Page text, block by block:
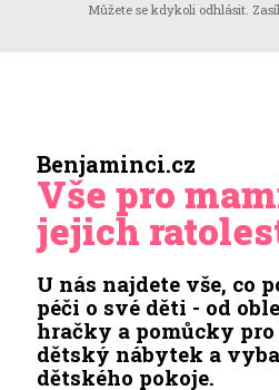
Můžete se kdykoli odhlásit.
Benjaminci.cz
Vše pro
jejich
U nás najdete vše, co
péči o své děti - od
hračky a pomůcky
dětský nábytek a
dětského pokoje.